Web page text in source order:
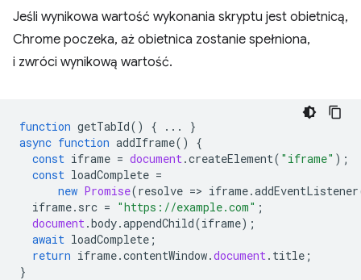
Jeśli wynikowa wartość wykonania skryptu jest obietnicą,
Chrome poczeka, aż obietnica zostanie spełniona,
i zwróci wynikową wartość.
function getTabId() { ...
}
async function addIframe()
{
const iframe = document.createElement( "iframe" );
const loadComplete =
new Promise(resolve => iframe.addEventListener
iframe. src = "https://example.com" ;
document.body.appendChild(iframe);
await loadComplete ;
return iframe.contentWindow.document. title ;
}